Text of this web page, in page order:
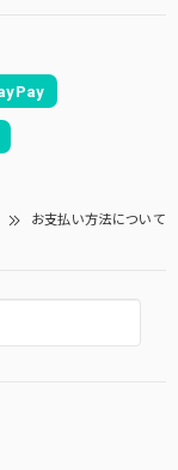
お支払い方法について